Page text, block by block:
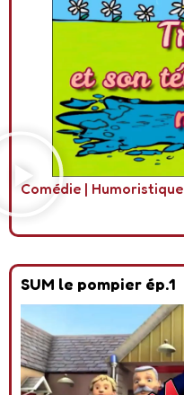
Comédie | Humoristique
SUM le pompier ép.1